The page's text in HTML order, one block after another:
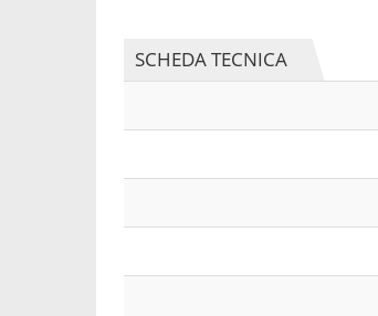
SCHEDA TECNICA